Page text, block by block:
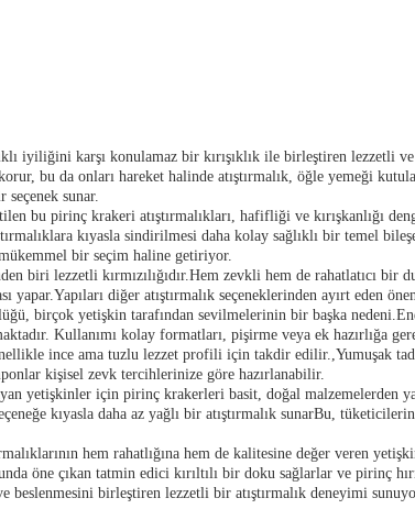
iyiliğini karşı konulamaz bir kırışıklık ile birleştiren
bu da onları hareket halinde atıştırmalık, öğle yemeği
sunar.
bu pirinç krakeri atıştırmalıkları, hafifliği ve kırışkanlığı
kıyasla sindirilmesi daha kolay sağlıklı bir temel
bir seçim haline getiriyor.
biri lezzetli kırmızılığıdır.Hem zevkli hem de rahatlatıcı
yapar.Yapıları diğer atıştırmalık seçeneklerinden ayırt eden
birçok yetişkin tarafından sevilmelerinin bir başka
Kullanımı kolay formatları, pişirme veya ek hazırlığa
ince ama tuzlu lezzet profili için takdir edilir.,Yumuşak
kişisel zevk tercihlerinize göre hazırlanabilir.
yetişkinler için pirinç krakerleri basit, doğal malzemelerden
kıyasla daha az yağlı bir atıştırmalık sunarBu,
hem rahatlığına hem de kalitesine değer veren
öne çıkan tatmin edici kırıltılı bir doku sağlarlar ve pirinç
beslenmesini birleştiren lezzetli bir atıştırmalık deneyimi